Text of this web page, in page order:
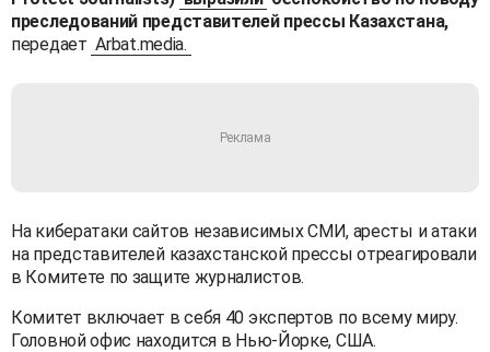
преследований представителей прессы Казахстана,
передает Arbat.media.
На кибератаки сайтов независимых СМИ, аресты и атаки
на представителей казахстанской прессы отреагировали
в Комитете по защите журналистов.
Комитет включает в себя 40 экспертов по всему миру.
Головной офис находится в Нью-Йорке, США.